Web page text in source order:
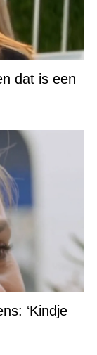
dat is een
‘Kindje